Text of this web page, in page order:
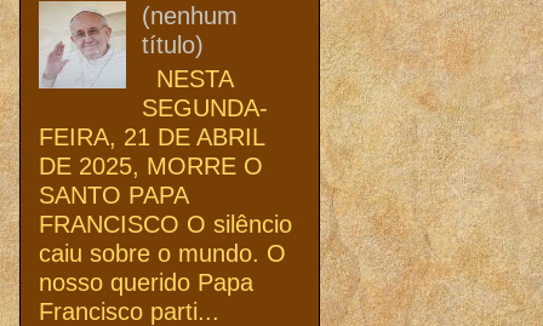
(nenhum
título)
NESTA
SEGUNDA-
FEIRA, 21 DE ABRIL
DE 2025, MORRE O
SANTO PAPA
FRANCISCO O silêncio
caiu sobre o mundo. O
nosso querido Papa
Francisco parti...